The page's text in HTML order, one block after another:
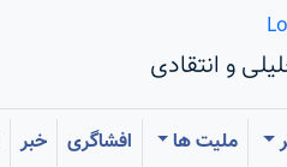
و انتقادی
ملیت ها افشاگری خبر